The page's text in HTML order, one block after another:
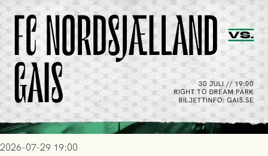
2026-07-29 19:00